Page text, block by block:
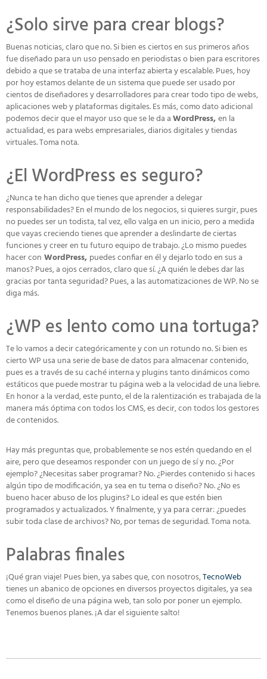
¿Solo sirve para crear blogs?
Buenas noticias, claro que no. Si bien es ciertos en sus primeros años
fue diseñado para un uso pensado en periodistas o bien para escritores
debido a que se trataba de una interfaz abierta y escalable. Pues, hoy
por hoy estamos delante de un sistema que puede ser usado por
cientos de diseñadores y desarrolladores para crear todo tipo de webs,
aplicaciones web y plataformas digitales. Es más, como dato adicional
podemos decir que el mayor uso que se le da aWordPress,en la
actualidad, es para webs empresariales, diarios digitales y tiendas
virtuales. Toma nota.
¿El WordPress es seguro?
¿Nunca te han dicho que tienes que aprender a delegar
responsabilidades? En el mundo de los negocios, si quieres surgir, pues
no puedes ser un todista, tal vez, ello valga en un inicio, pero a medida
que vayas creciendo tienes que aprender a deslindarte de ciertas
funciones y creer en tu futuro equipo de trabajo. ¿Lo mismo puedes
hacer con WordPress, puedes confiar en él y dejarlo todo en sus a
manos? Pues, a ojos cerrados, claro que sí. ¿A quién le debes dar las
gracias por tanta seguridad? Pues, a las automatizaciones de WP. No se
diga más.
¿WP es lento como una tortuga?
Te lo vamos a decir categóricamente y con un rotundo no. Si bien es
cierto WP usa una serie de base de datos para almacenar contenido,
pues es a través de su caché interna y plugins tanto dinámicos como
estáticos que puede mostrar tu página web a la velocidad de una liebre.
En honor a la verdad, este punto, el de la ralentización es trabajada de la
manera más óptima con todos los CMS, es decir, con todos los gestores
de contenidos.
Hay más preguntas que, probablemente se nos estén quedando en el
aire, pero que deseamos responder con un juego de sí y no. ¿Por
ejemplo? ¿Necesitas saber programar? No. ¿Pierdes contenido si haces
algún tipo de modificación, ya sea en tu tema o diseño? No. ¿No es
bueno hacer abuso de los plugins? Lo ideal es que estén bien
programados y actualizados. Y finalmente, y ya para cerrar: ¿puedes
subir toda clase de archivos? No, por temas de seguridad. Toma nota.
Palabras finales
¡Qué gran viaje! Pues bien, ya sabes que, con nosotros,TecnoWeb
tienes un abanico de opciones en diversos proyectos digitales, ya sea
como el diseño de una página web, tan solo por poner un ejemplo.
Tenemos buenos planes. ¡A dar el siguiente salto!